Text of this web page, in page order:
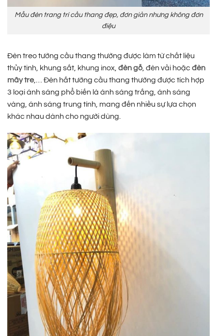
Mẫu đèn trang trí cầu thang đẹp, đơn giản nhưng không đơn
điệu
Đèn treo tường cầu thang thường được làm từ chất liệu
thủy tinh, khung sắt, khung inox, đèn gỗ , đèn vải hoặc đèn
mây tre ,… Đèn hắt tường cầu thang thường được tích hợp
3 loại ánh sáng phổ biến là ánh sáng trắng, ánh sáng
vàng, ánh sáng trung tính, mang đến nhiều sự lựa chọn
khác nhau dành cho người dùng.